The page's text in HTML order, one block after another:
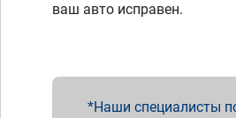
ваш авто исправен.
Наши специалисты